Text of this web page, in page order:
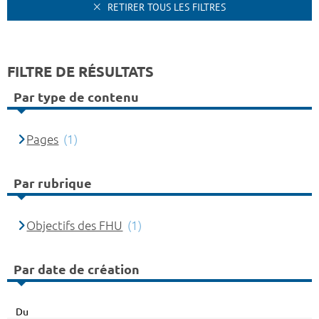
RETIRER TOUS LES FILTRES
FILTRE DE RÉSULTATS
Par type de contenu
Pages (1)
Par rubrique
Objectifs des FHU (1)
Par date de création
Du